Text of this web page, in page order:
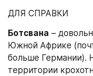
ДЛЯ СПРАВКИ
Ботсвана –
Южной Африке
больше Германии).
территории